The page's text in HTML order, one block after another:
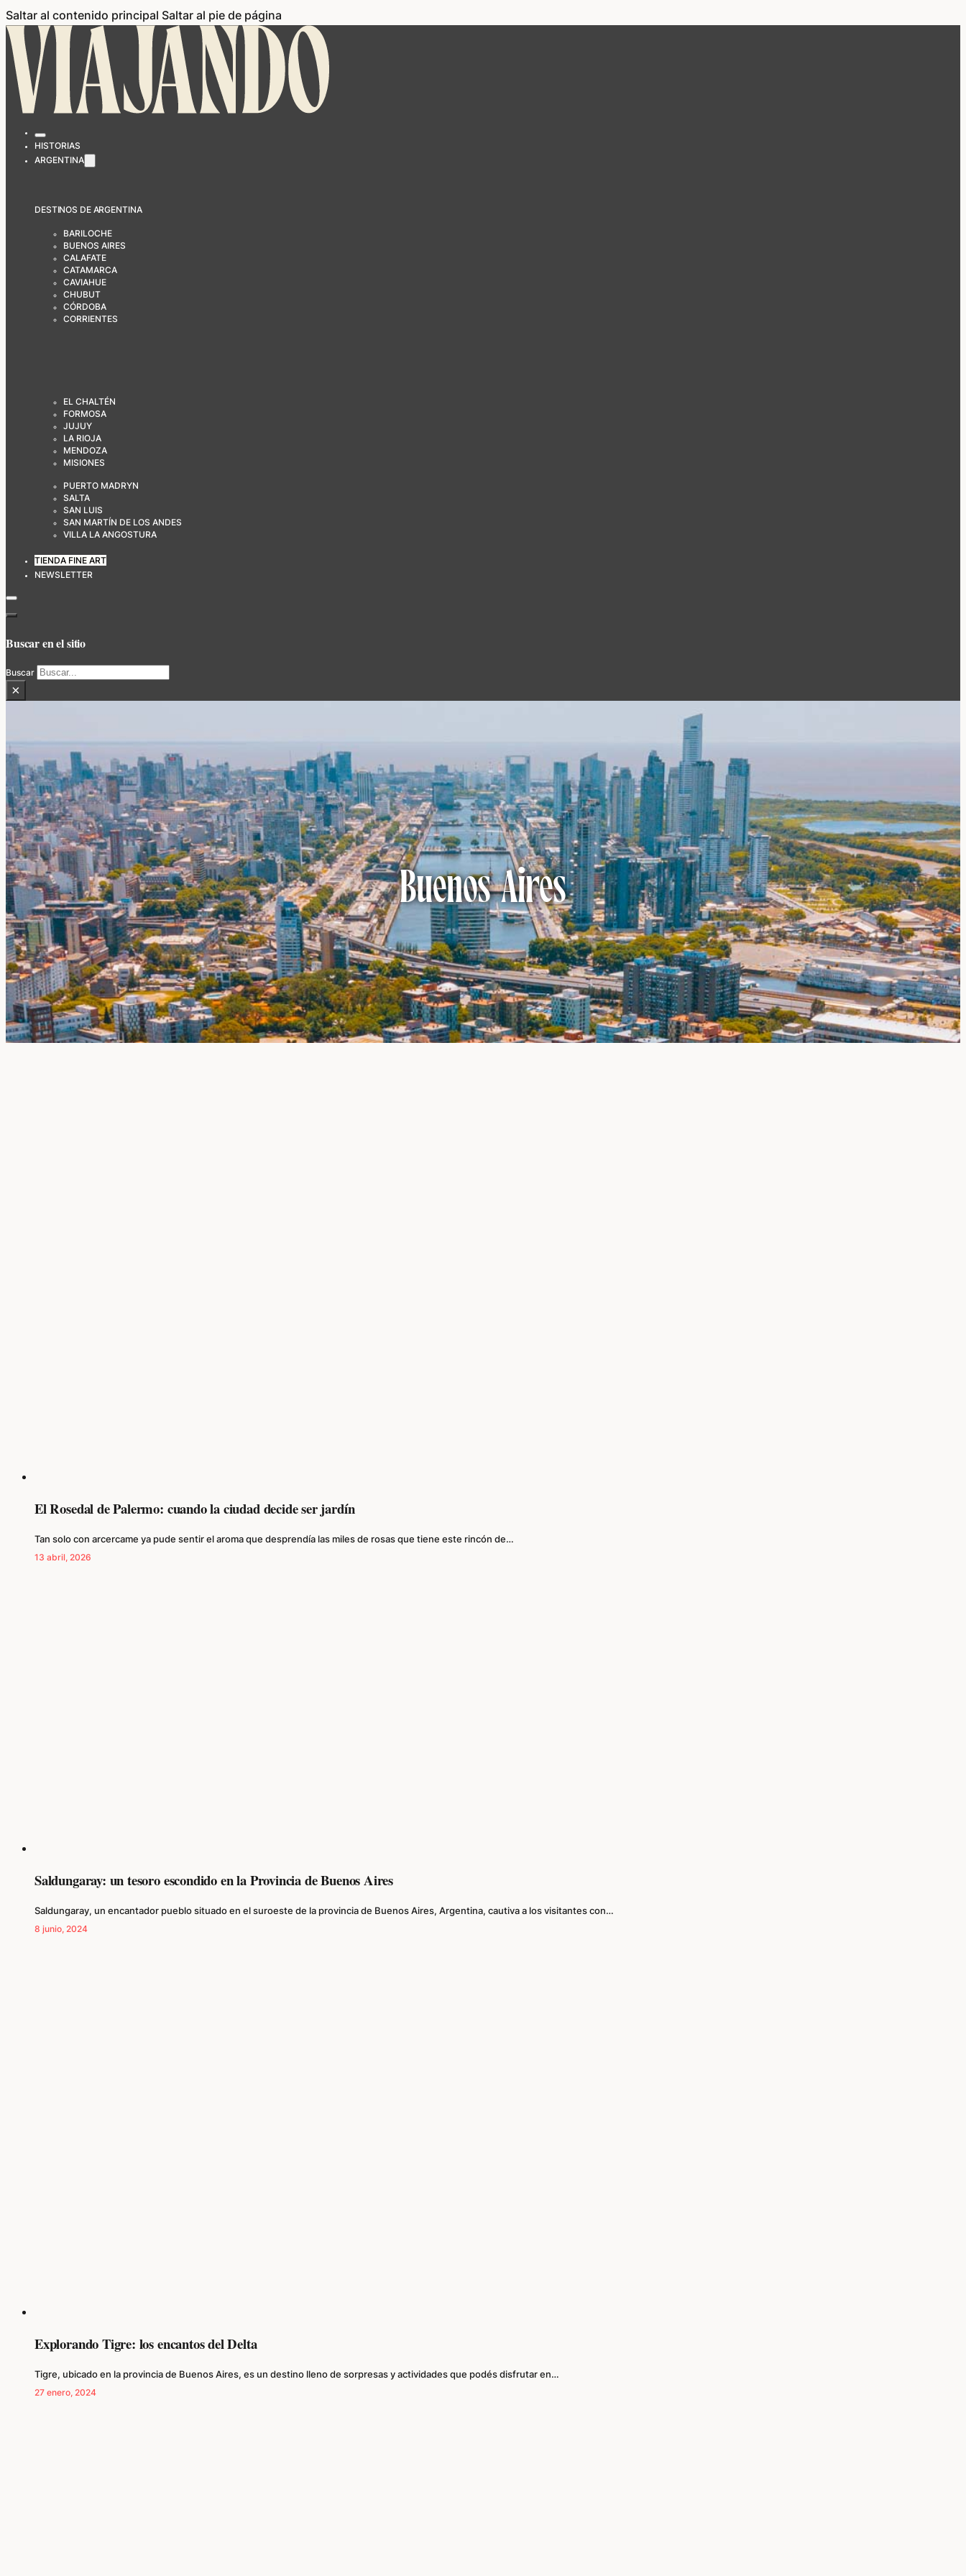
Saltar al contenido principal Saltar al pie de página
HISTORIAS
ARGENTINA
DESTINOS DE ARGENTINA
BARILOCHE
BUENOS AIRES
CALAFATE
CATAMARCA
CAVIAHUE
CHUBUT
CÓRDOBA
CORRIENTES
EL CHALTÉN
FORMOSA
JUJUY
LA RIOJA
MENDOZA
MISIONES
PUERTO MADRYN
SALTA
SAN LUIS
SAN MARTÍN DE LOS ANDES
VILLA LA ANGOSTURA
TIENDA FINE ART
NEWSLETTER
Buscar en el sitio
Buscar
×
Buenos Aires
El Rosedal de Palermo: cuando la ciudad decide ser jardín
Tan solo con arcercame ya pude sentir el aroma que desprendía las miles de rosas que tiene este rincón de…
13 abril, 2026
Saldungaray: un tesoro escondido en la Provincia de Buenos Aires
Saldungaray, un encantador pueblo situado en el suroeste de la provincia de Buenos Aires, Argentina, cautiva a los visitantes con…
8 junio, 2024
Explorando Tigre: los encantos del Delta
Tigre, ubicado en la provincia de Buenos Aires, es un destino lleno de sorpresas y actividades que podés disfrutar en…
27 enero, 2024